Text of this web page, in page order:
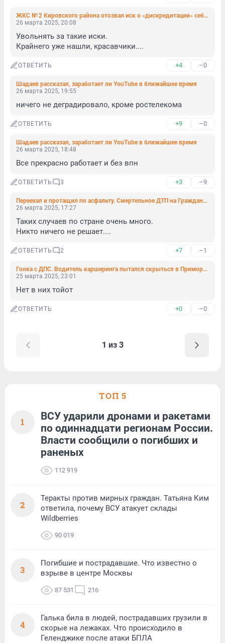
ЖКС № 2 Кировского района отозвал иск о «дискредитации» себя в посте жительницы в «ВК»
26 марта 2025, 20:08
Увольнять за такие иски.
Крайнего уже нашли, красавчики....
ОТВЕТИТЬ +4 –0
Шадаев рассказал, заработает ли YouTube в ближайшее время
26 марта 2025, 19:55
ничего не деградировало, кроме ростелекома
ОТВЕТИТЬ +9 –0
Шадаев рассказал, заработает ли YouTube в ближайшее время
26 марта 2025, 18:48
Все прекрасно работает и без впн
ОТВЕТИТЬ 3 +3 –9
Переехал и протащил по асфальту. Смертельное ДТП на Гражданском попало на видео
26 марта 2025, 17:27
Таких случаев по стране очень много.
Никто ничего не решает....
ОТВЕТИТЬ 2 +7 –1
Гонка с ДПС. Водитель каршеринга пытался скрыться в Приморском районе
25 марта 2025, 23:01
Нет в них тойот
ОТВЕТИТЬ +0 –0
1 из 3
ТОП 5
1
ВСУ ударили дронами и ракетами
по одиннадцати регионам России.
Власти сообщили о погибших и
раненых
112 919
2
Теракты против мирных граждан. Татьяна Ким
ответила, почему ВСУ атакует склады
Wildberries
90 019
3
Погибшие и пострадавшие. Что известно о
взрыве в центре Москвы
87 531 216
4
Галька била в людей, пострадавших грузили в
скорые на лежаках. Что происходило в
Геленджике после атаки БПЛА